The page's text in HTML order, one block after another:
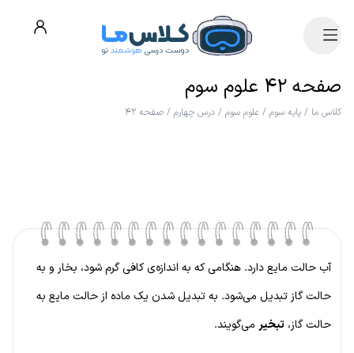
صفحه ۴۲ علوم سوم
کلاس ما / پایه سوم / علوم سوم / درس چهارم / صفحه ۴۲
آب حالت مایع دارد. هنگامی که به اندازه‌ی کافی گرم شود، بخار و به
حالت گاز تبدیل می‌شود. به تبدیل شدن یک ماده از حالت مایع به
حالت گاز، تبخیر می‌گویند.